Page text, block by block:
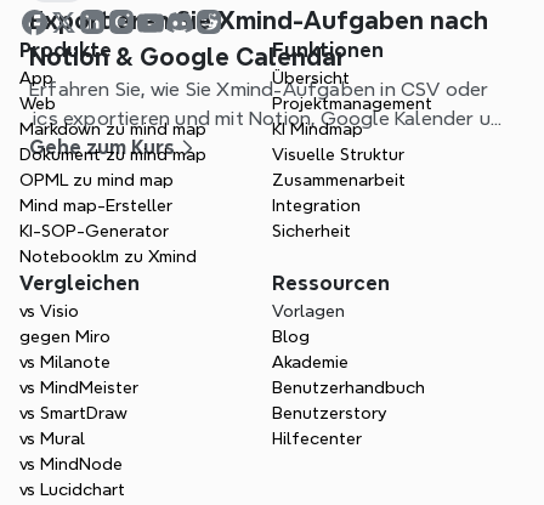
Exportieren Sie Xmind-Aufgaben nach
Notion & Google Calendar
Erfahren Sie, wie Sie Xmind-Aufgaben in CSV oder
.ics exportieren und mit Notion, Google Kalender und
anderen Apps verknüpfen können, um Ihren
Arbeitsablauf zu optimieren.
Gehe zum Kurs
Produkte
App
Web
Markdown zu mind map
Dokument zu mind map
OPML zu mind map
Mind map-Ersteller
KI-SOP-Generator
Notebooklm zu Xmind
Funktionen
Übersicht
Projektmanagement
KI Mindmap
Visuelle Struktur
Zusammenarbeit
Integration
Sicherheit
Vergleichen
vs Visio
gegen Miro
vs Milanote
vs MindMeister
vs SmartDraw
vs Mural
vs MindNode
vs Lucidchart
Ressourcen
Vorlagen
Blog
Akademie
Benutzerhandbuch
Benutzerstory
Hilfecenter